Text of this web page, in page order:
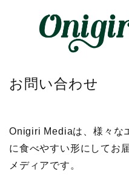
お問い合わせ
Onigiri Mediaは、様々な
に食べやすい形にしてお
メディアです。